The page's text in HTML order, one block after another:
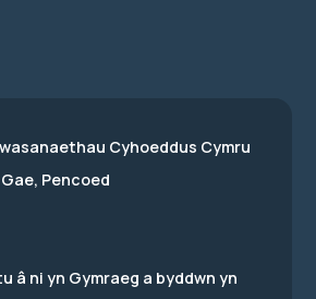
Cyhoeddus Cymru
Pencoed
â ni yn Gymraeg a byddwn yn